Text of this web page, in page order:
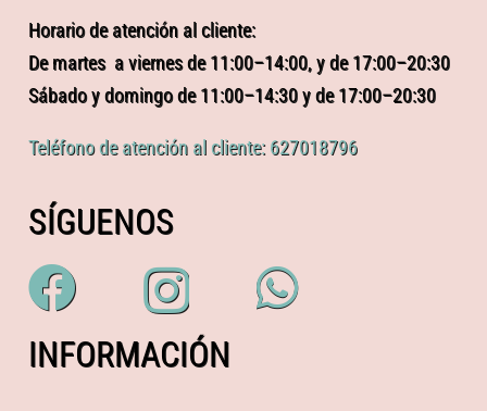
Horario de atención al cliente:
De martes a viernes de 11:00–14:00, y de 17:00–20:30
Sábado y domingo de 11:00–14:30 y de 17:00–20:30
Teléfono de atención al cliente: 627018796
SÍGUENOS
INFORMACIÓN